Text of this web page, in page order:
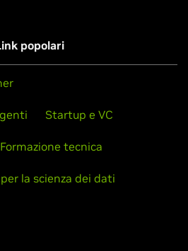
popolari
Startup e VC
Formazione tecnica
la scienza dei dati